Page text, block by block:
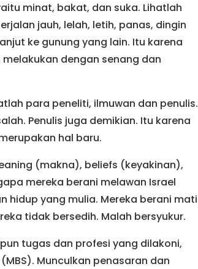
minat, bakat, dan suka. Lihatlah
jauh, lelah, letih, panas, dingin
ke gunung yang lain. Itu karena
dengan senang dan
para peneliti, ilmuwan dan penulis.
Penulis juga demikian. Itu karena
hal baru.
(makna), beliefs (keyakinan),
mereka berani melawan Israel
hidup yang mulia. Mereka berani mati
tidak bersedih. Malah bersyukur.
tugas dan profesi yang dilakoni,
Munculkan penasaran dan